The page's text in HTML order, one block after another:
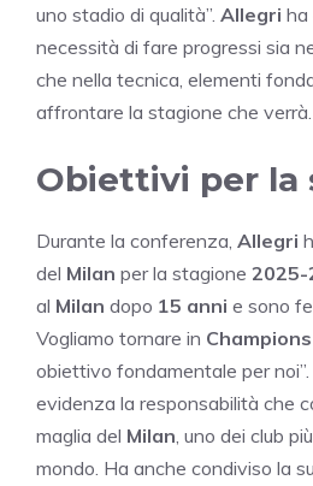
uno stadio di qualità”. Allegri ha
necessità di fare progressi sia
che nella tecnica, elementi
affrontare la stagione che verrà.
Obiettivi per la
Durante la conferenza, Allegri
del Milan per la stagione 2025-
al Milan dopo 15 anni e sono
Vogliamo tornare in
obiettivo fondamentale per
evidenza la responsabilità che
maglia del Milan , uno dei club
mondo. Ha anche condiviso la